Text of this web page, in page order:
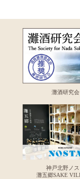
灘酒研究会
神戸北野ノス
灘五郷SAKE